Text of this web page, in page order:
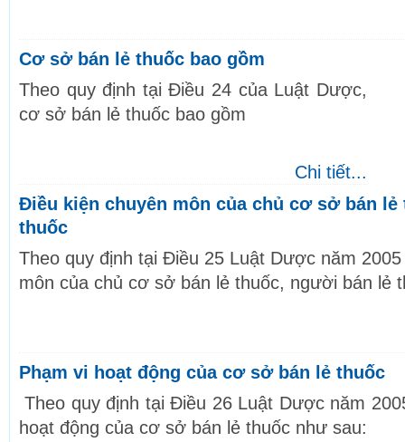
Cơ sở bán lẻ thuốc bao gồm
Theo quy định tại Điều 24 của Luật Dược,
cơ sở bán lẻ thuốc bao gồm
Chi tiết...
Điều kiện chuyên môn của chủ cơ sở bán
thuốc
Theo quy định tại Điều 25 Luật Dược năm
môn của chủ cơ sở bán lẻ thuốc, người bán lẻ
Phạm vi hoạt động của cơ sở bán lẻ thuốc
Theo quy định tại Điều 26 Luật Dược năm
hoạt động của cơ sở bán lẻ thuốc như sau: